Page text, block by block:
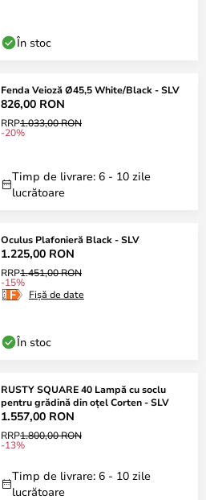
În stoc
Fenda Veioză Ø45,5 White/Black - SLV
826,00 RON
RRP1.033,00 RON
-20%
Timp de livrare: 6 - 10 zile
lucrătoare
Oculus Plafonieră Black - SLV
1.225,00 RON
RRP1.451,00 RON
-15%
Fișă de date
În stoc
RUSTY SQUARE 40 Lampă cu soclu
pentru grădină din oțel Corten - SLV
1.557,00 RON
RRP1.800,00 RON
-13%
Timp de livrare: 6 - 10 zile
lucrătoare